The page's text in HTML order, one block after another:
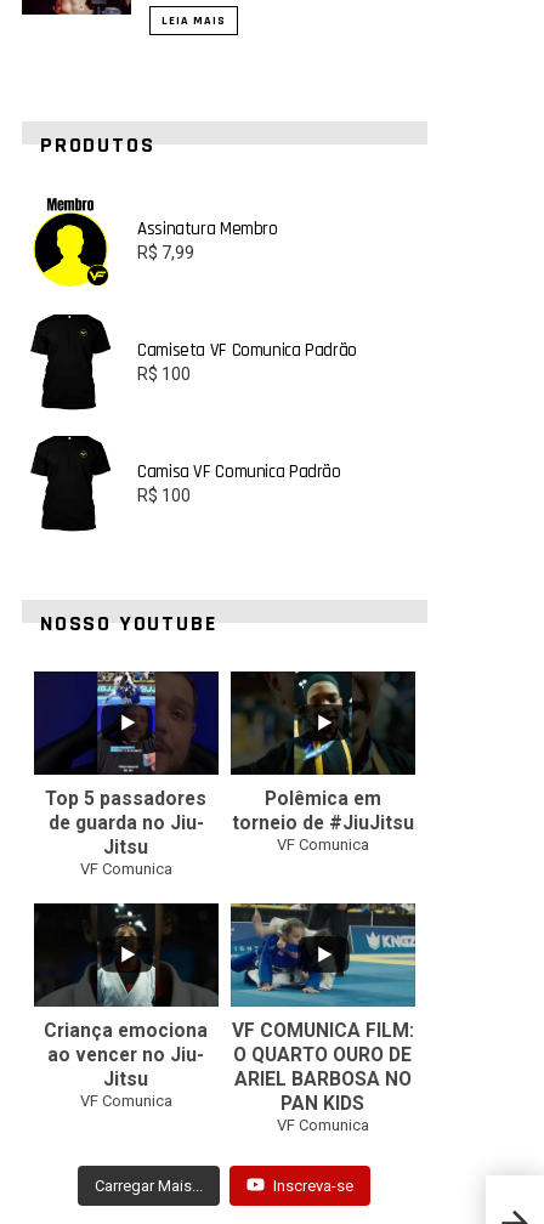
Leo
LEIA MAIS
PRODUTOS
Assinatura Membro
R$ 7,99
Camiseta VF Comunica Padrão
R$ 100
Camisa VF Comunica Padrão
R$ 100
NOSSO YOUTUBE
1
Top 5 passadores
de guarda no Jiu-
Jitsu
VF Comunica
47 1
Polêmica em
torneio de #JiuJitsu
VF Comunica
0
Criança emociona
ao vencer no Jiu-
Jitsu
VF Comunica
...
0
VF COMUNICA FILM:
O QUARTO OURO DE
ARIEL BARBOSA NO
PAN KIDS
VF Comunica
Carregar Mais... Inscreva-se